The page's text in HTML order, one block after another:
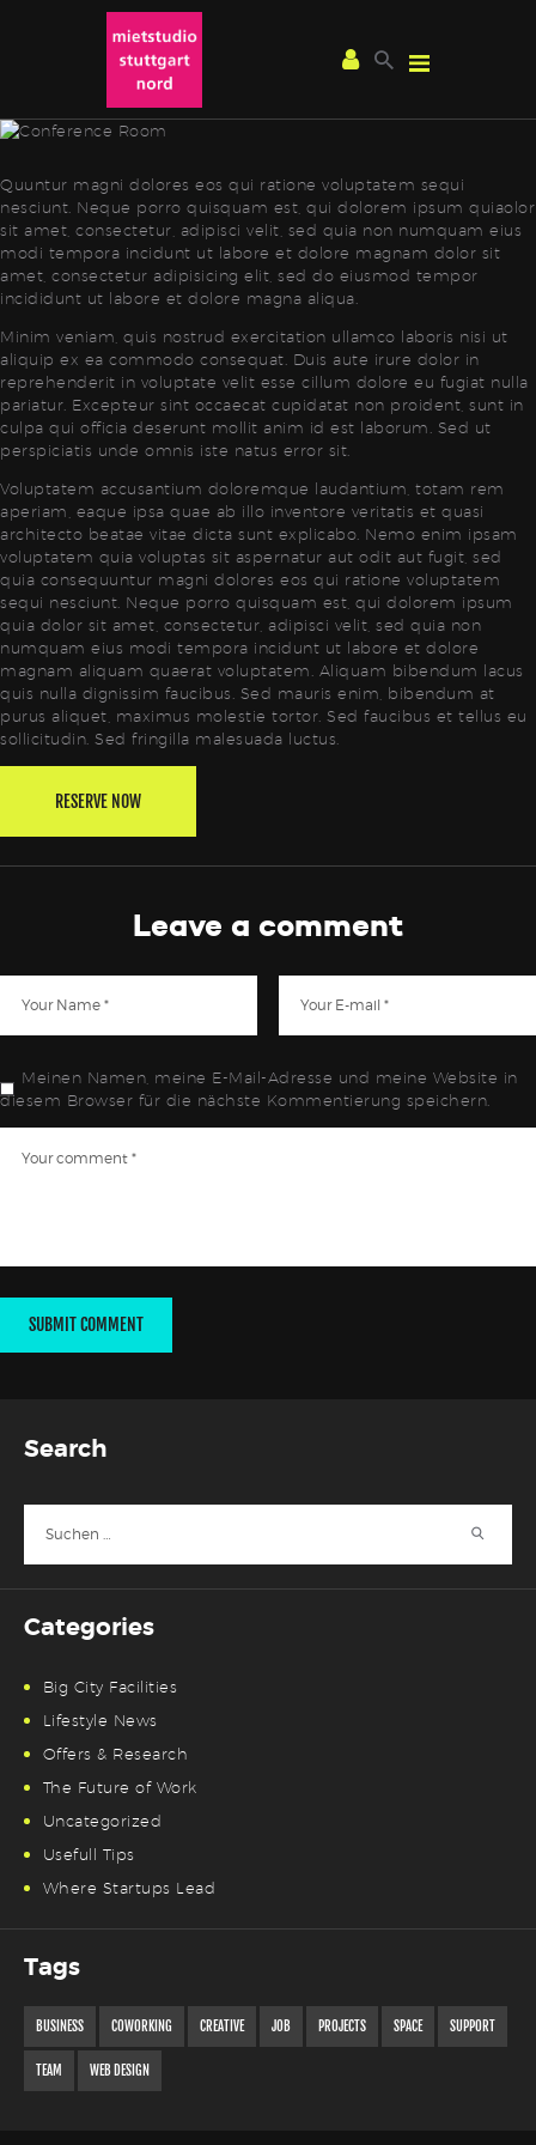
STUDIOTOUR
ANFRAGE ∕ BUCHUNG
SERVICE
RENT ∕ FILM
RENT ∕ FOTOGRAFIE
IMPRESSUM
Quuntur magni dolores eos qui ratione voluptatem sequi
nesciunt. Neque porro quisquam est, qui dolorem ipsum quiaolor
sit amet, consectetur, adipisci velit, sed quia non numquam eius
modi tempora incidunt ut labore et dolore magnam dolor sit
amet, consectetur adipisicing elit, sed do eiusmod tempor
incididunt ut labore et dolore magna aliqua.
Minim veniam, quis nostrud exercitation ullamco laboris nisi ut
aliquip ex ea commodo consequat. Duis aute irure dolor in
reprehenderit in voluptate velit esse cillum dolore eu fugiat nulla
pariatur. Excepteur sint occaecat cupidatat non proident, sunt in
culpa qui officia deserunt mollit anim id est laborum. Sed ut
perspiciatis unde omnis iste natus error sit.
Voluptatem accusantium doloremque laudantium, totam rem
aperiam, eaque ipsa quae ab illo inventore veritatis et quasi
architecto beatae vitae dicta sunt explicabo. Nemo enim ipsam
voluptatem quia voluptas sit aspernatur aut odit aut fugit, sed
quia consequuntur magni dolores eos qui ratione voluptatem
sequi nesciunt. Neque porro quisquam est, qui dolorem ipsum
quia dolor sit amet, consectetur, adipisci velit, sed quia non
numquam eius modi tempora incidunt ut labore et dolore
magnam aliquam quaerat voluptatem. Aliquam bibendum lacus
quis nulla dignissim faucibus. Sed mauris enim, bibendum at
purus aliquet, maximus molestie tortor. Sed faucibus et tellus eu
sollicitudin. Sed fringilla malesuada luctus.
RESERVE NOW
Leave a comment
Meinen Namen, meine E-Mail-Adresse und meine Website in
diesem Browser für die nächste Kommentierung speichern.
Search
nach:
Categories
Big City Facilities
Lifestyle News
Offers & Research
The Future of Work
Uncategorized
Usefull Tips
Where Startups Lead
Tags
BUSINESS COWORKING CREATIVE JOB PROJECTS SPACE SUPPORT
TEAM WEB DESIGN